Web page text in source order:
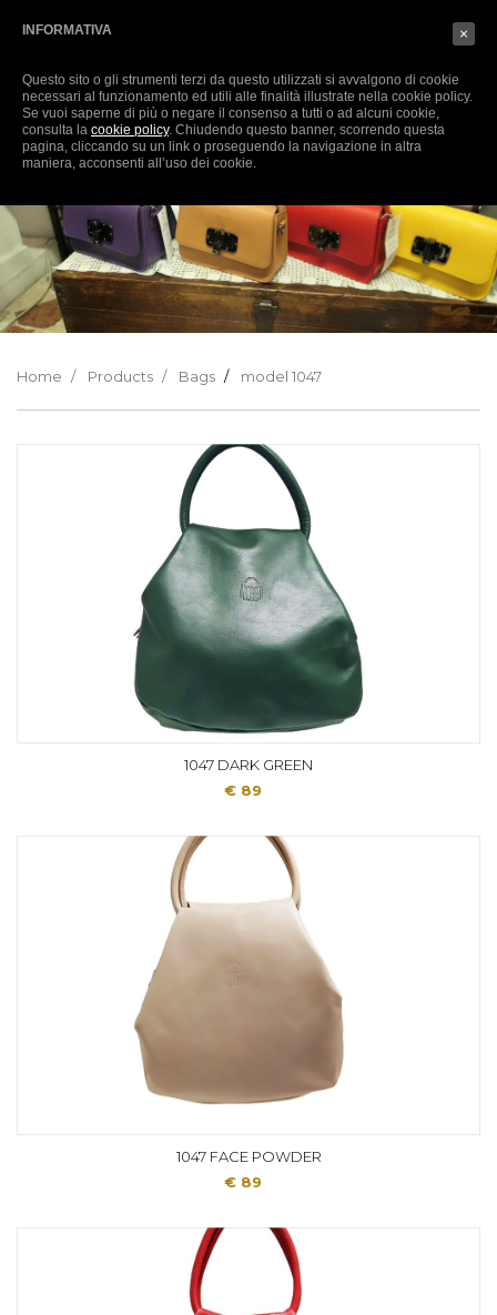
Home Products Bags model 1047
1047 DARK GREEN
€ 89
1047 FACE POWDER
€ 89
×
INFORMATIVA
Questo sito o gli strumenti terzi da questo utilizzati si avvalgono di cookie
necessari al funzionamento ed utili alle finalità illustrate nella cookie policy.
Se vuoi saperne di più o negare il consenso a tutti o ad alcuni cookie,
consulta la cookie policy. Chiudendo questo banner, scorrendo questa
pagina, cliccando su un link o proseguendo la navigazione in altra
maniera, acconsenti all’uso dei cookie.